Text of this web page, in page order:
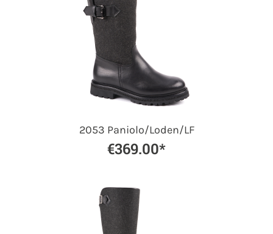
2053 Paniolo/Loden/LF
€369.00*